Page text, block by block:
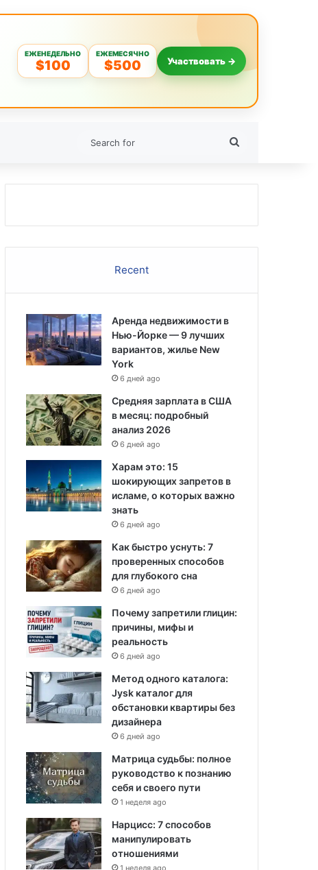
ЕЖЕНЕДЕЛЬНО
$100
ЕЖЕМЕСЯЧНО
$500 Участвовать →
Recent
Аренда недвижимости в
Нью-Йорке — 9 лучших
вариантов, жилье New
York
6 дней ago
Средняя зарплата в США
в месяц: подробный
анализ 2026
6 дней ago
Харам это: 15
шокирующих запретов в
исламе, о которых важно
знать
6 дней ago
Как быстро уснуть: 7
проверенных способов
для глубокого сна
6 дней ago
Почему запретили глицин:
причины, мифы и
реальность
6 дней ago
Метод одного каталога:
Jysk каталог для
обстановки квартиры без
дизайнера
6 дней ago
Матрица судьбы: полное
руководство к познанию
себя и своего пути
1 неделя ago
Нарцисс: 7 способов
манипулировать
отношениями
1 неделя ago